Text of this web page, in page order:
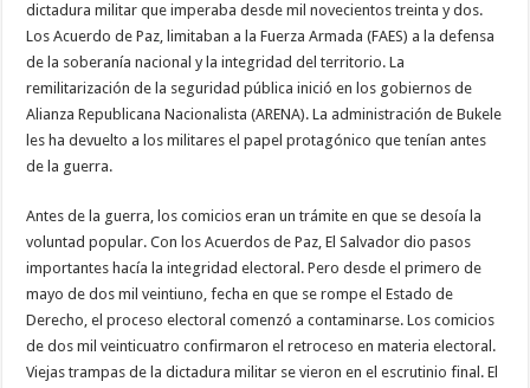
dictadura militar que imperaba desde mil novecientos treinta y dos.
Los Acuerdo de Paz, limitaban a la Fuerza Armada (FAES) a la defensa
de la soberanía nacional y la integridad del territorio. La
remilitarización de la seguridad pública inició en los gobiernos de
Alianza Republicana Nacionalista (ARENA). La administración de Bukele
les ha devuelto a los militares el papel protagónico que tenían antes
de la guerra.
Antes de la guerra, los comicios eran un trámite en que se desoía la
voluntad popular. Con los Acuerdos de Paz, El Salvador dio pasos
importantes hacía la integridad electoral. Pero desde el primero de
mayo de dos mil veintiuno, fecha en que se rompe el Estado de
Derecho, el proceso electoral comenzó a contaminarse. Los comicios
de dos mil veinticuatro confirmaron el retroceso en materia electoral.
Viejas trampas de la dictadura militar se vieron en el escrutinio final. El